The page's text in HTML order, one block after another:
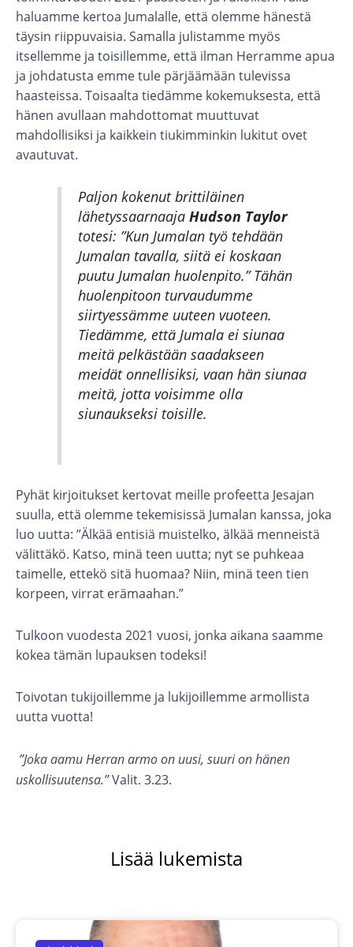
haluamme kertoa Jumalalle, että olemme hänestä
täysin riippuvaisia. Samalla julistamme myös
itsellemme ja toisillemme, että ilman Herramme apua
ja johdatusta emme tule pärjäämään tulevissa
haasteissa. Toisaalta tiedämme kokemuksesta, että
hänen avullaan mahdottomat muuttuvat
mahdollisiksi ja kaikkein tiukimminkin lukitut ovet
avautuvat.
Paljon kokenut brittiläinen
lähetyssaarnaaja Hudson Taylor
totesi: ”Kun Jumalan työ tehdään
Jumalan tavalla, siitä ei koskaan
puutu Jumalan huolenpito.” Tähän
huolenpitoon turvaudumme
siirtyessämme uuteen vuoteen.
Tiedämme, että Jumala ei siunaa
meitä pelkästään saadakseen
meidät onnellisiksi, vaan hän siunaa
meitä, jotta voisimme olla
siunaukseksi toisille.
Pyhät kirjoitukset kertovat meille profeetta Jesajan
suulla, että olemme tekemisissä Jumalan kanssa, joka
luo uutta: ”Älkää entisiä muistelko, älkää menneistä
välittäkö. Katso, minä teen uutta; nyt se puhkeaa
taimelle, ettekö sitä huomaa? Niin, minä teen tien
korpeen, virrat erämaahan.”
Tulkoon vuodesta 2021 vuosi, jonka aikana saamme
kokea tämän lupauksen todeksi!
Toivotan tukijoillemme ja lukijoillemme armollista
uutta vuotta!
”Joka aamu Herran armo on uusi, suuri on hänen
uskollisuutensa.”Valit. 3.23.
Lisää lukemista